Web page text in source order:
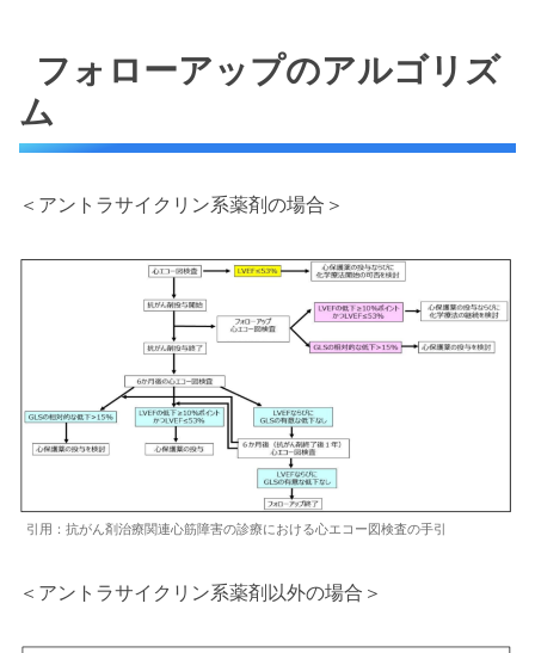
フォローアップのアルゴリズ
ム
＜アントラサイクリン系薬剤の場合＞
引用：抗がん剤治療関連心筋障害の診療における心エコー図検査の手引
＜アントラサイクリン系薬剤以外の場合＞